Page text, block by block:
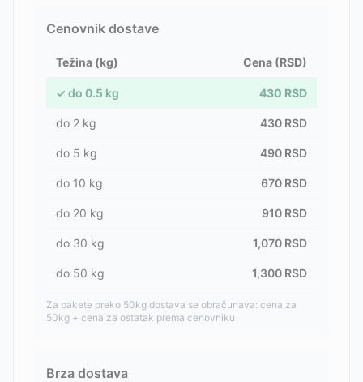
Cenovnik dostave
Težina (kg) Cena (RSD)
✓ do 0.5 kg 430 RSD
do 2 kg 430 RSD
do 5 kg 490 RSD
do 10 kg 670 RSD
do 20 kg 910 RSD
do 30 kg 1,070 RSD
do 50 kg 1,300 RSD
Za pakete preko 50kg dostava se obračunava: cena za
50kg + cena za ostatak prema cenovniku
Brza dostava